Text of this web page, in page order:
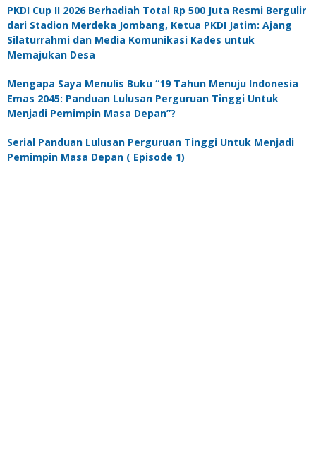
PKDI Cup II 2026 Berhadiah Total Rp 500 Juta Resmi Bergulir
dari Stadion Merdeka Jombang, Ketua PKDI Jatim: Ajang
Silaturrahmi dan Media Komunikasi Kades untuk
Memajukan Desa
Mengapa Saya Menulis Buku “19 Tahun Menuju Indonesia
Emas 2045: Panduan Lulusan Perguruan Tinggi Untuk
Menjadi Pemimpin Masa Depan”?
Serial Panduan Lulusan Perguruan Tinggi Untuk Menjadi
Pemimpin Masa Depan ( Episode 1)